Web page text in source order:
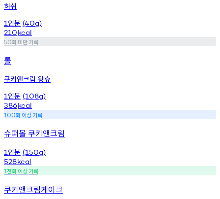
허쉬
1 인분 (40g)
210kcal
50회 미만기록
롤
쿠키앤크림 왕슈
1 인분 (108g)
386kcal
100회 이상기록
슈퍼볼 쿠키앤크림
1 인분 (150g)
528kcal
1천회 이상기록
쿠키앤크림케이크